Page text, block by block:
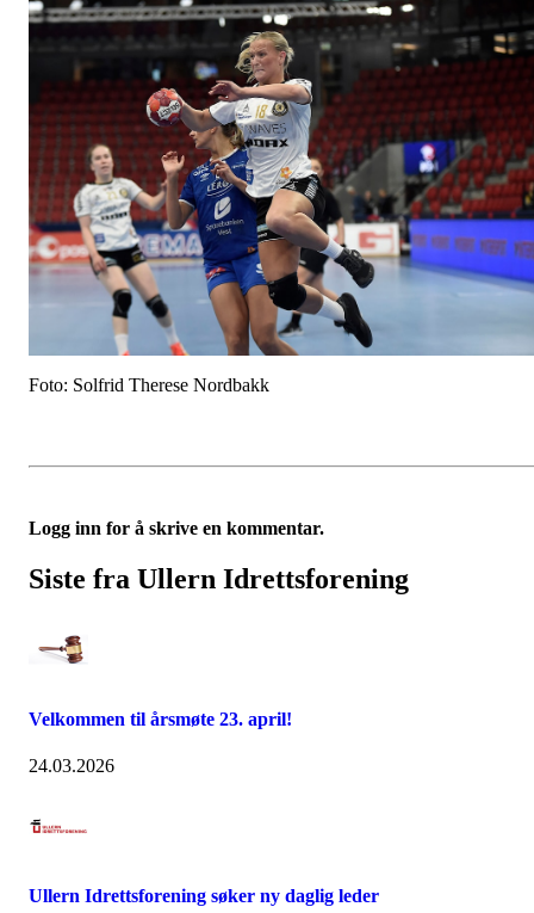
Foto: Solfrid Therese Nordbakk
Logg inn for å skrive en kommentar.
Siste fra Ullern Idrettsforening
Velkommen til årsmøte 23. april!
24.03.2026
Ullern Idrettsforening søker ny daglig leder